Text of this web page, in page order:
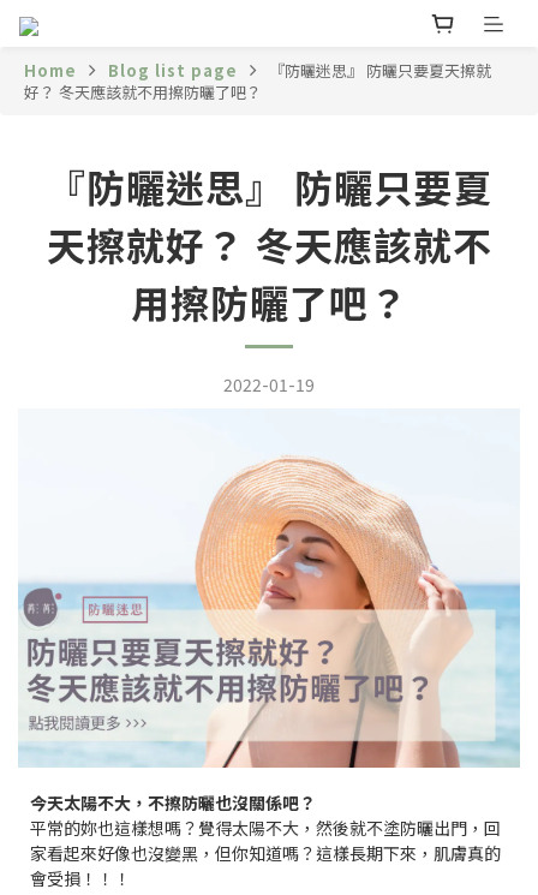
Home Blog list page
『防曬迷思』 防曬只要夏天擦就
好？ 冬天應該就不用擦防曬了吧？
『防曬迷思』 防曬只要夏
天擦就好？ 冬天應該就不
用擦防曬了吧？
2022-01-19
今天太陽不大，不擦防曬也沒關係吧？
平常的妳也這樣想嗎？覺得太陽不大，然後就不塗防曬出門，回
家看起來好像也沒變黑，但你知道嗎？這樣長期下來，肌膚真的
會受損！！！